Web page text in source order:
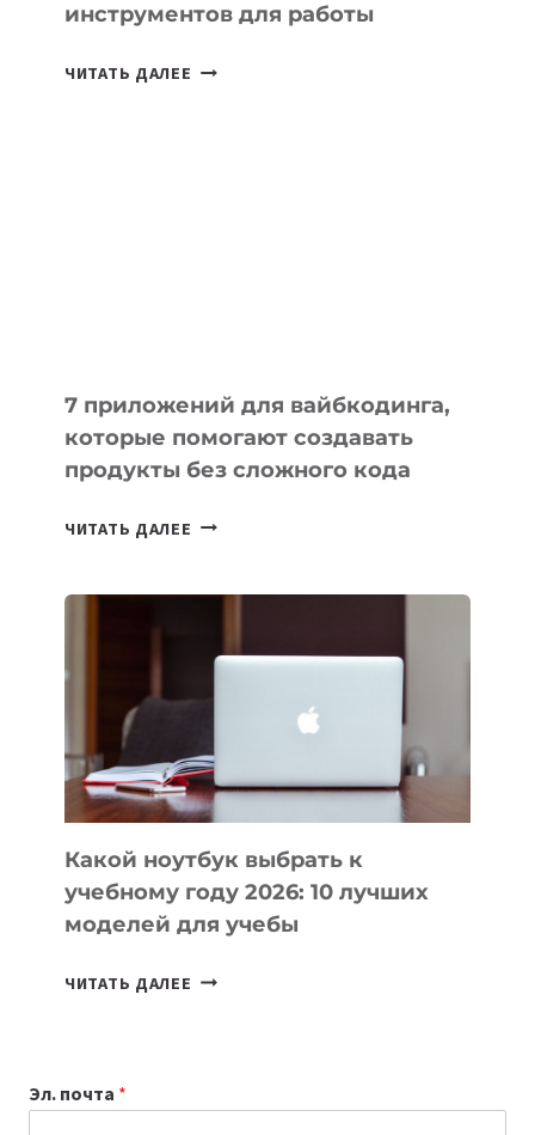
инструментов для работы
ЧИТАТЬ ДАЛЕЕ ТАСК-
7 приложений для вайбкодинга,
которые помогают создавать
продукты без сложного кода
ЧИТАТЬ ДАЛЕЕ
ПОМОГАЮТ
СОЗДАВАТЬ
БЕЗ
СЛОЖНОГО
КОДА
Какой ноутбук выбрать к
учебному году 2026: 10 лучших
моделей для учебы
ЧИТАТЬ ДАЛЕЕ КАКОЙ
Эл. почта *